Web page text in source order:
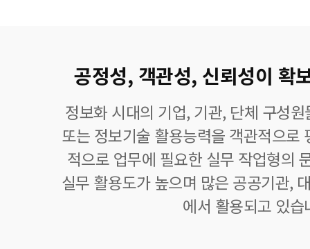
공정성, 객관성, 신뢰성이 확
정보화 시대의 기업, 기관, 단체 구성
또는 정보기술 활용능력을 객관적으로
적으로 업무에 필요한 실무 작업형의
실무 활용도가 높으며 많은 공공기관,
에서 활용되고 있습